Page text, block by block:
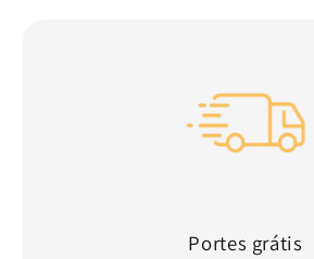
Portes grátis